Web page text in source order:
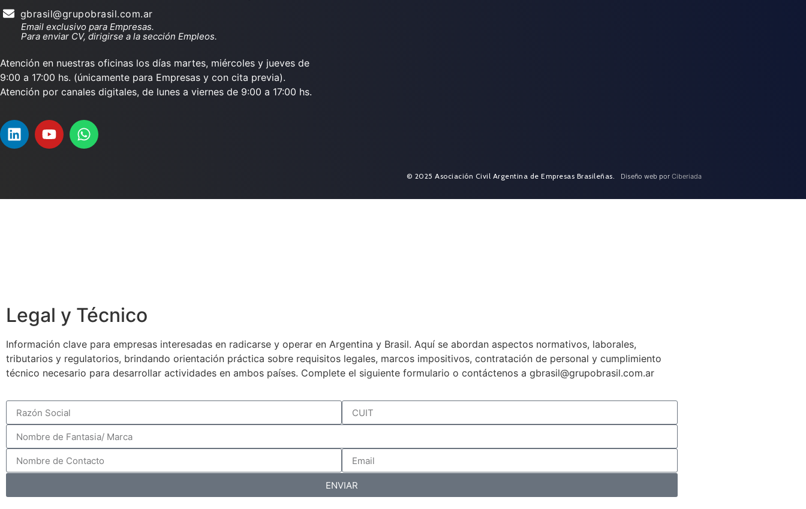
gbrasil@grupobrasil.com.ar
Email exclusivo para Empresas.
Para enviar CV, dirigirse a la sección Empleos.
Atención en nuestras oficinas los días martes, miércoles y jueves de
9:00 a 17:00 hs. (únicamente para Empresas y con cita previa).
Atención por canales digitales, de lunes a viernes de 9:00 a 17:00 hs.
© 2025 Asociación Civil Argentina de Empresas Brasileñas. Diseño web por Ciberiada
Legal y Técnico
Información clave para empresas interesadas en radicarse y operar en Argentina y Brasil. Aquí se abordan aspectos normativos, laborales,
tributarios y regulatorios, brindando orientación práctica sobre requisitos legales, marcos impositivos, contratación de personal y cumplimiento
técnico necesario para desarrollar actividades en ambos países. Complete el siguiente formulario o contáctenos a gbrasil@grupobrasil.com.ar
ENVIAR